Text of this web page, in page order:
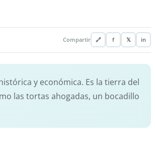
Compartir 🔗 f 𝕏 in
y económica. Es la tierra del
las tortas ahogadas, un bocadillo